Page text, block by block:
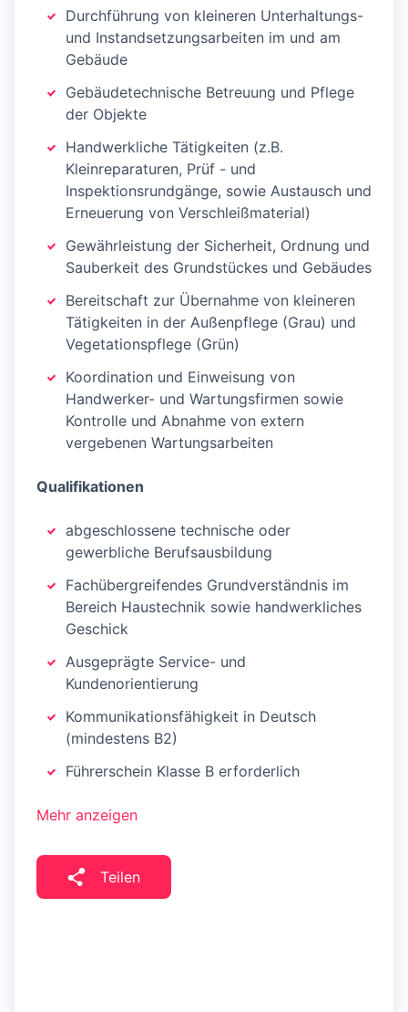
Durchführung von kleineren Unterhaltungs-
und Instandsetzungsarbeiten im und am
Gebäude
Gebäudetechnische Betreuung und Pflege
der Objekte
Handwerkliche Tätigkeiten (z.B.
Kleinreparaturen, Prüf - und
Inspektionsrundgänge, sowie Austausch und
Erneuerung von Verschleißmaterial)
Gewährleistung der Sicherheit, Ordnung und
Sauberkeit des Grundstückes und Gebäudes
Bereitschaft zur Übernahme von kleineren
Tätigkeiten in der Außenpflege (Grau) und
Vegetationspflege (Grün)
Koordination und Einweisung von
Handwerker- und Wartungsfirmen sowie
Kontrolle und Abnahme von extern
vergebenen Wartungsarbeiten
Qualifikationen
abgeschlossene technische oder
gewerbliche Berufsausbildung
Fachübergreifendes Grundverständnis im
Bereich Haustechnik sowie handwerkliches
Geschick
Ausgeprägte Service- und
Kundenorientierung
Kommunikationsfähigkeit in Deutsch
(mindestens B2)
Führerschein Klasse B erforderlich
Mehr anzeigen
Teilen